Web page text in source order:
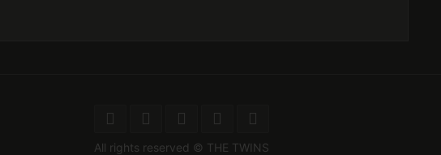
All rights reserved © THE TWINS